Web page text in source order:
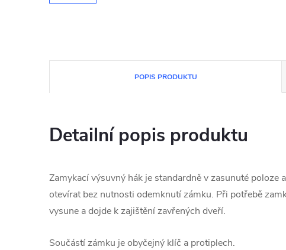
POPIS PRODUKTU
Detailní popis produktu
Zamykací výsuvný hák je standardně v zasunuté poloze
otevírat bez nutnosti odemknutí zámku. Při potřebě
vysune a dojde k zajištění zavřených dveří.
Součástí zámku je obyčejný klíč a protiplech.